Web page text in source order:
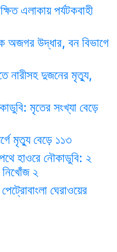
এলাকায় পর্যটকবাহী
অজগর উদ্ধার, বন বিভাগে
নারীসহ দুজনের মৃত্যু,
মৃতের সংখ্যা বেড়ে
মৃত্যু বেড়ে ১১৩
হাওরে নৌকাডুবি: ২
২
ঘেরাওয়ের